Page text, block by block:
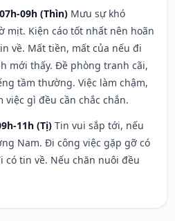
09h (Thìn) Mưu sự khó
mịt. Kiện cáo tốt nhất nên hoãn
về. Mất tiền, mất của nếu đi
mới thấy. Đề phòng tranh cãi,
tầm thường. Việc làm chậm,
gì đều cần chắc chắn.
11h (Tị) Tin vui sắp tới, nếu
Nam. Đi công việc gặp gỡ có
có tin về. Nếu chăn nuôi đều